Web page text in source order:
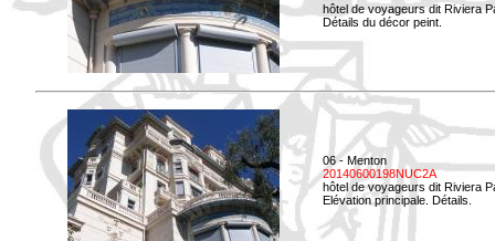
hôtel de voyageurs dit Riviera
Détails du décor peint.
06 - Menton
20140600198NUC2A
hôtel de voyageurs dit Riviera
Elévation principale. Détails.